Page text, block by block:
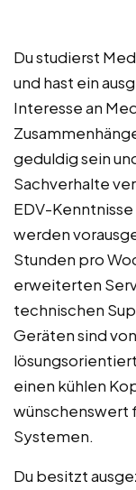
Du studierst
und hast ein
Interesse an
geduldig sein
Sachverhalte
EDV-
werden
Stunden pro
erweiterten
technischen
Geräten sind
einen kühlen
wünschenswert
Systemen.
Du besitzt